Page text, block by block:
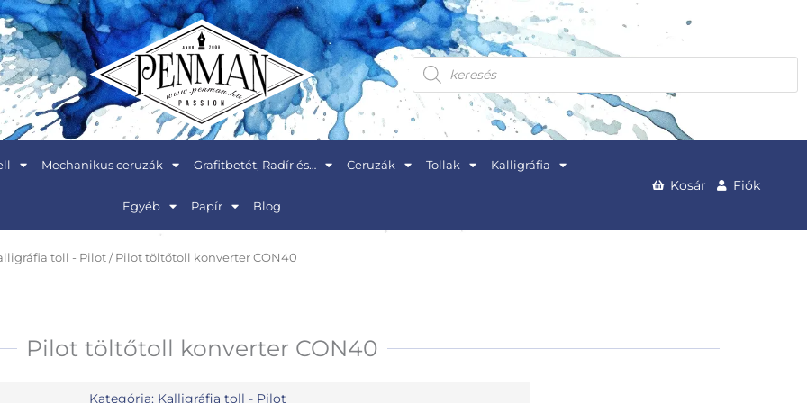
Products
search
Mechanikus ceruzák Grafitbetét, Radír és… Ceruzák Tollak Kalligráfia
Egyéb Papír Blog
Kosár Fiók
toll - Pilot/ Pilot töltőtoll konverter CON40
Pilot töltőtoll konverter CON40
Kategória: Kalligráfia toll - Pilot